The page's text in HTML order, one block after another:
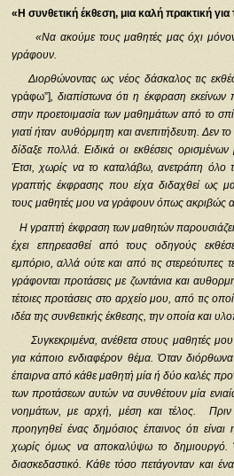
«Η συνθετική έκθεση, μια καλή πρακτική
«Να ακούμε τους μαθητές μας όχι
γράφουν.
Διορθώνοντας ως νέος δάσκαλος τις
γράφω”], διαπίστωνα ότι η έκφραση εκείνων
στην προετοιμασία των μαθημάτων από το
γιατί ήταν αυθόρμητη και ανεπιτήδευτη. Δεν
δίδαξε πολλά. Ειδικά οι εκθέσεις
Έτσι, χωρίς να το καταλάβω, ανετράπη όλο
γραπτής έκφρασης που είχα διδαχθεί ως
τους μαθητές μου να γράφουν όπως ακριβώς
Η γραπτή έκφραση των μαθητών
έχει επηρεασθεί από τους οδηγούς
εμπόριο, αλλά ούτε και από τις στερεότυπες
γράφονται προτάσεις με ζωντάνια και
τέτοιες προτάσεις στο αρχείο μου, από τις
ιδέα της συνθετικής έκθεσης, την οποία και
Συγκεκριμένα, ανέθετα στους μαθητές
για κάποιο ενδιαφέρον θέμα. Όταν διόρθωνα
έπαιρνα από κάθε μαθητή μία ή δύο καλές
των προτάσεων αυτών να συνθέτουν μία
νοημάτων, με αρχή, μέση και τέλος. Πριν
προηγηθεί ένας δημόσιος έπαινος ότι
χωρίς όμως να αποκαλύψω το δημιουργό.
διασκεδαστικό. Κάθε τόσο πετάγονταν και